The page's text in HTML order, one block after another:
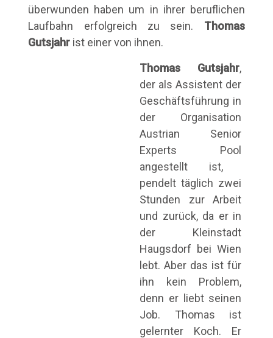
überwunden haben um in ihrer beruflichen
Laufbahn erfolgreich zu sein. Thomas
Gutsjahr ist einer von ihnen.
Thomas Gutsjahr,
der als Assistent der
Geschäftsführung in
der Organisation
Austrian Senior
Experts Pool
angestellt ist,
pendelt täglich zwei
Stunden zur Arbeit
und zurück, da er in
der Kleinstadt
Haugsdorf bei Wien
lebt. Aber das ist für
ihn kein Problem,
denn er liebt seinen
Job. Thomas ist
gelernter Koch. Er